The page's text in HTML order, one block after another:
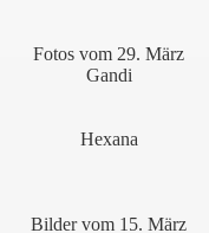
Fotos vom 29. März
Gandi
Hexana
Bilder vom 15. März